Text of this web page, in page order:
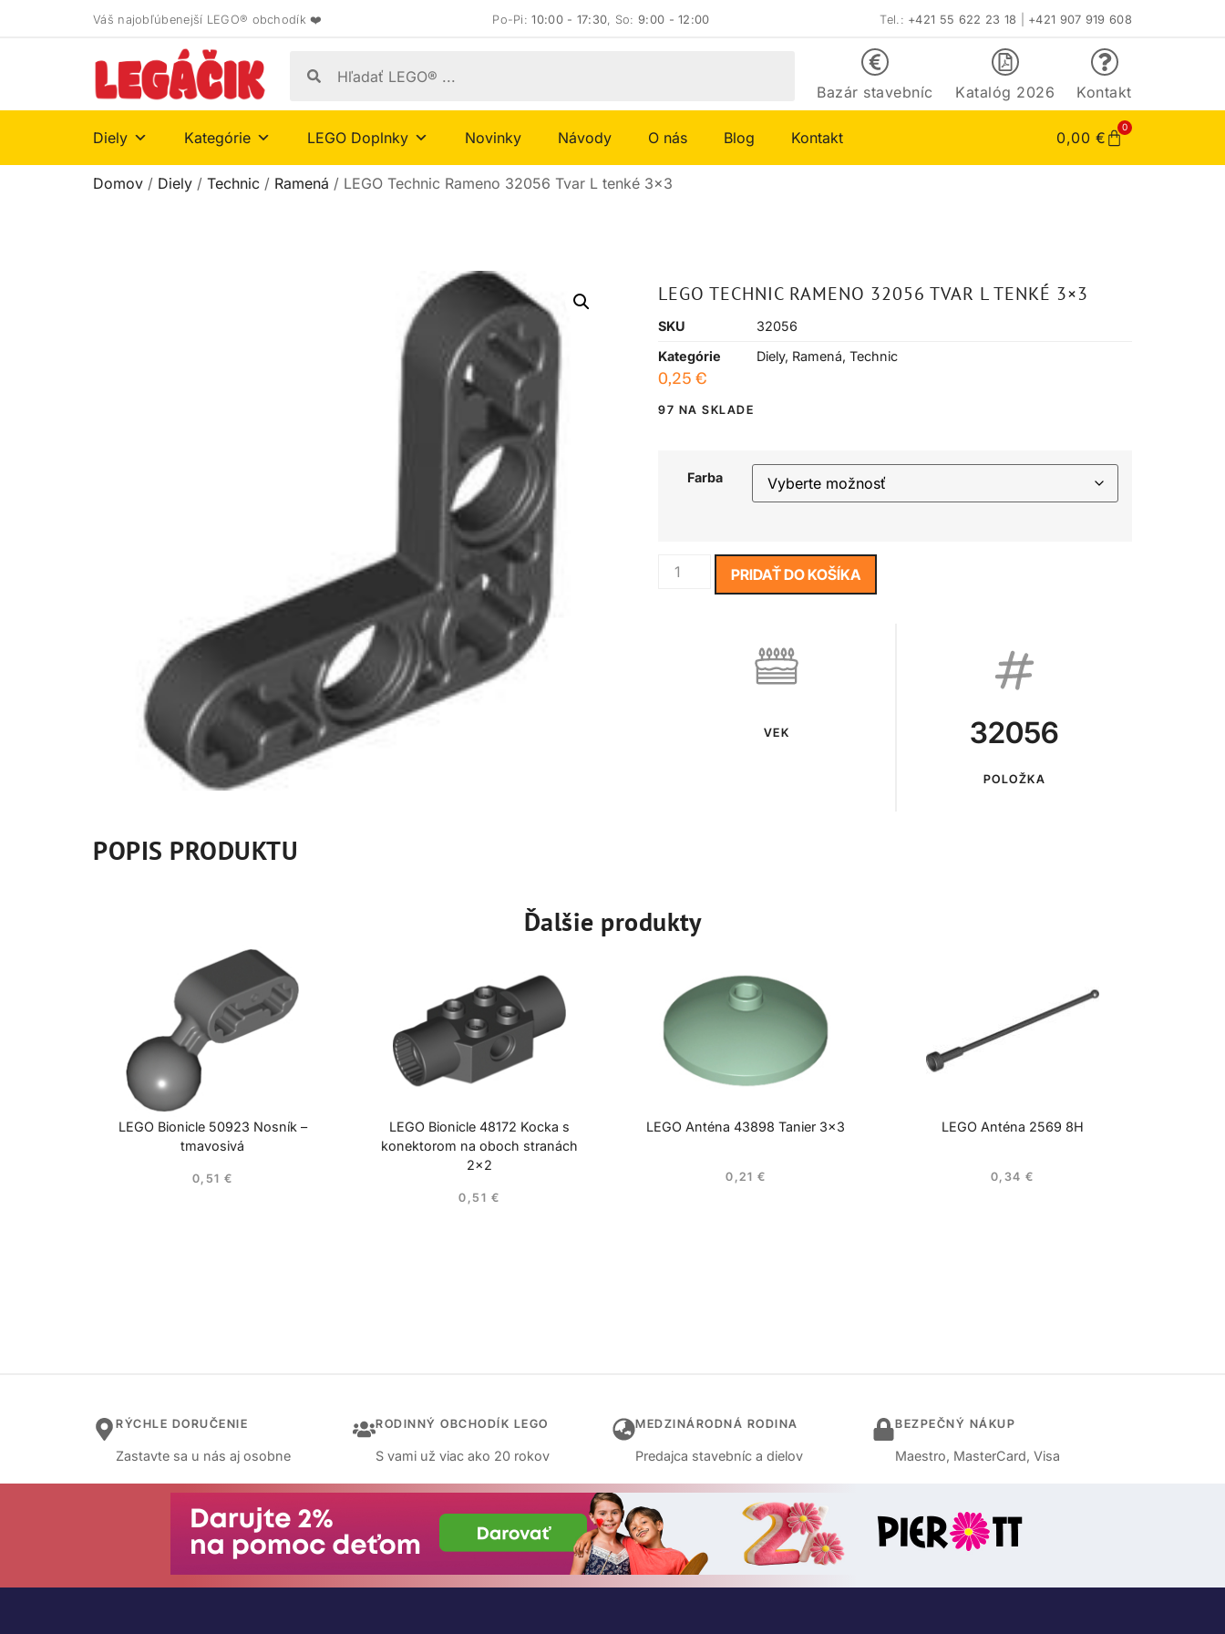
Váš najobľúbenejší LEGO® obchodík ❤️ Po-Pi:10:00 - 17:30, So:9:00 - 12:00 Tel.: +421 55 622 23 18 +421 907 919 608
Bazár stavebníc Katalóg 2026 Kontakt
Diely Kategórie LEGO Doplnky Novinky Návody O nás Blog Kontakt 0,00 €
0
Domov / Diely / Technic / Ramená / LEGO Technic Rameno 32056 Tvar L tenké 3×3
LEGO TECHNIC RAMENO 32056 TVAR L TENKÉ 3×3
SKU
32056
Kategórie
Diely, Ramená, Technic
0,25 €
97 NA SKLADE
Farba
PRIDAŤ DO KOŠÍKA
VEK 32056
POLOŽKA
POPIS PRODUKTU
Ďalšie produkty
LEGO Bionicle 50923 Nosník –
tmavosivá
0,51€
LEGO Bionicle 48172 Kocka s
konektorom na oboch stranách
2×2
0,51 €
LEGO Anténa 43898 Tanier 3×3
0,21 €
LEGO Anténa 2569 8H
0,34€
RÝCHLE DORUČENIE
Zastavte sa u nás aj osobne
RODINNÝ OBCHODÍK LEGO
S vami už viac ako 20 rokov
MEDZINÁRODNÁ RODINA
Predajca stavebníc a dielov
BEZPEČNÝ NÁKUP
Maestro, MasterCard, Visa